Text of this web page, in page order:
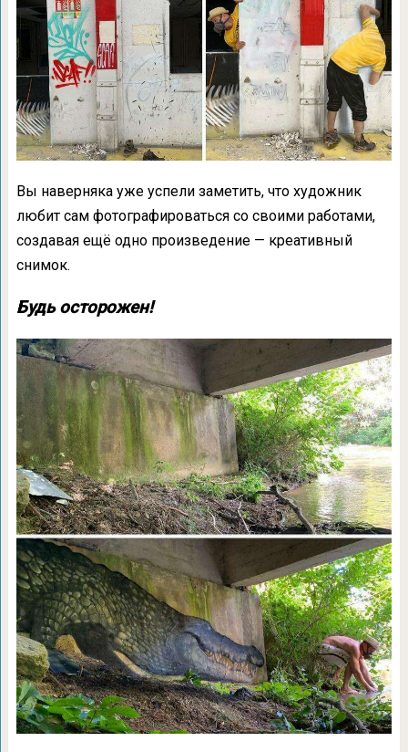
Вы наверняка уже успели заметить, что художник
любит сам фотографироваться со своими работами,
создавая ещё одно произведение — креативный
снимок.
Будь осторожен!